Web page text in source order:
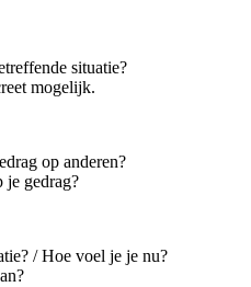
situatie?
mogelijk.
op anderen?
je gedrag?
/ Hoe voel je je nu?